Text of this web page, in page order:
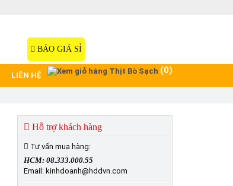
BÁO GIÁ SỈ
(0)
LIÊN HỆ
Hỗ trợ khách hàng
Tư vấn mua hàng:
HCM: 08.333.000.55
Email: kinhdoanh@hddvn.com